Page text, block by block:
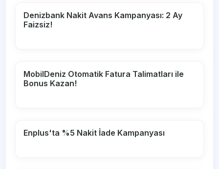
Denizbank Nakit Avans Kampanyası: 2 Ay
Faizsiz!
MobilDeniz Otomatik Fatura Talimatları ile
Bonus Kazan!
Enplus'ta %5 Nakit İade Kampanyası